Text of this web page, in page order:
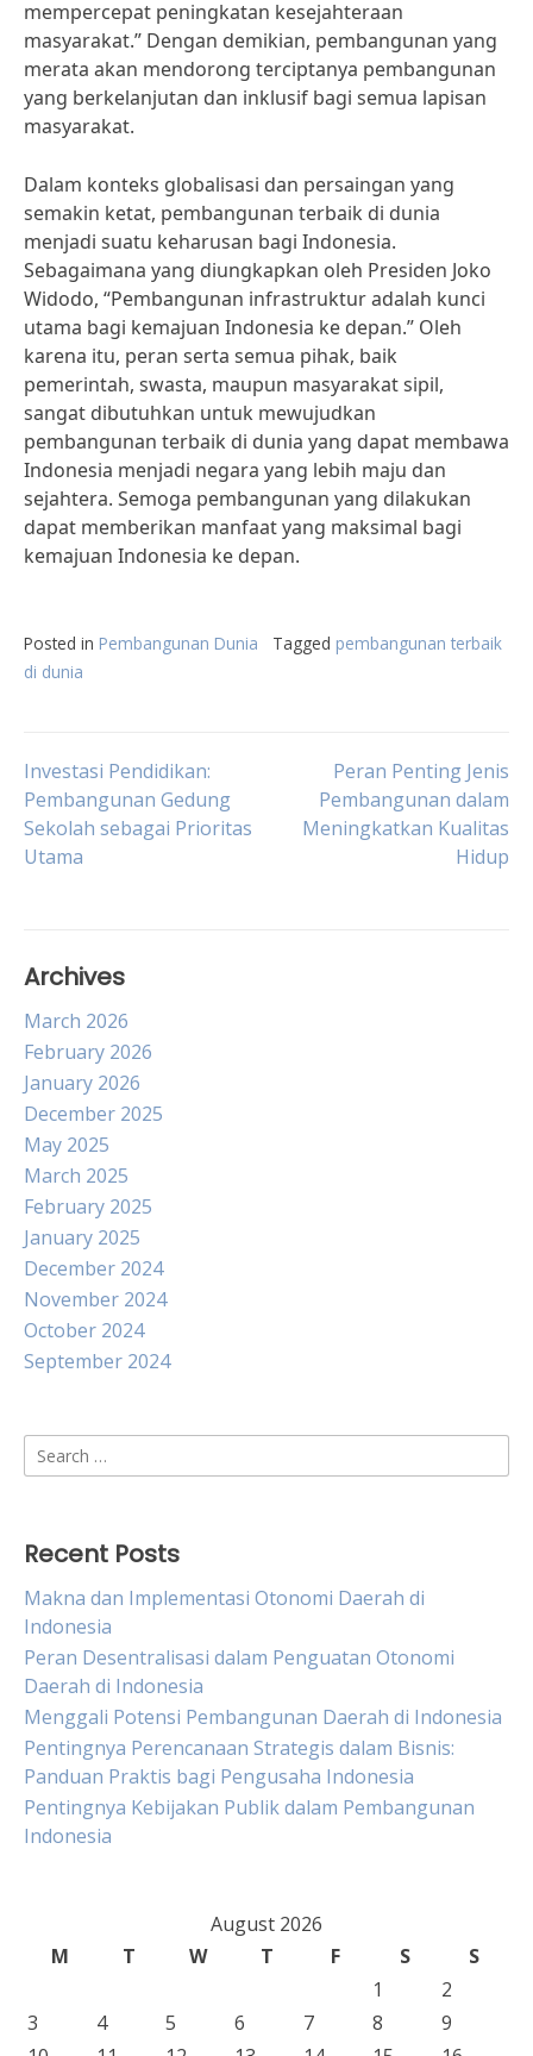
mempercepat peningkatan kesejahteraan
masyarakat.” Dengan demikian, pembangunan yang
merata akan mendorong terciptanya pembangunan
yang berkelanjutan dan inklusif bagi semua lapisan
masyarakat.
Dalam konteks globalisasi dan persaingan yang
semakin ketat, pembangunan terbaik di dunia
menjadi suatu keharusan bagi Indonesia.
Sebagaimana yang diungkapkan oleh Presiden Joko
Widodo, “Pembangunan infrastruktur adalah kunci
utama bagi kemajuan Indonesia ke depan.” Oleh
karena itu, peran serta semua pihak, baik
pemerintah, swasta, maupun masyarakat sipil,
sangat dibutuhkan untuk mewujudkan
pembangunan terbaik di dunia yang dapat membawa
Indonesia menjadi negara yang lebih maju dan
sejahtera. Semoga pembangunan yang dilakukan
dapat memberikan manfaat yang maksimal bagi
kemajuan Indonesia ke depan.
Posted in Pembangunan Dunia Tagged pembangunan terbaik
di dunia
Post
navigation
Investasi Pendidikan:
Pembangunan Gedung
Sekolah sebagai Prioritas
Utama
Peran Penting Jenis
Pembangunan dalam
Meningkatkan Kualitas
Hidup
Archives
March 2026
February 2026
January 2026
December 2025
May 2025
March 2025
February 2025
January 2025
December 2024
November 2024
October 2024
September 2024
Search
for:
Recent Posts
Makna dan Implementasi Otonomi Daerah di
Indonesia
Peran Desentralisasi dalam Penguatan Otonomi
Daerah di Indonesia
Menggali Potensi Pembangunan Daerah di Indonesia
Pentingnya Perencanaan Strategis dalam Bisnis:
Panduan Praktis bagi Pengusaha Indonesia
Pentingnya Kebijakan Publik dalam Pembangunan
Indonesia
August 2026
M
T W T F S
S
1
2
3
4 5 6 7 8
9